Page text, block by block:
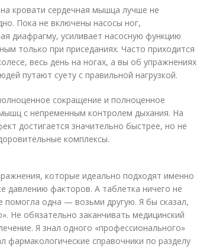
кровати сердечная мышца лучше не
Пока не включены насосы ног,
диафрагму, усиливает насосную функцию
только при приседаниях. Часто приходится
весь день на ногах, а вы об упражнениях
путают суету с правильной нагрузкой.
сокращение и полноценное
с непременным контролем дыхания. На
достигается значительно быстрее, но не
комплексы.
которые идеально подходят именно
давлению факторов. А таблетка ничего не
одна — возьми другую. Я бы сказал,
Не обязательно заканчивать медицинский
Я знал одного «профессионального»
справочники по разделу